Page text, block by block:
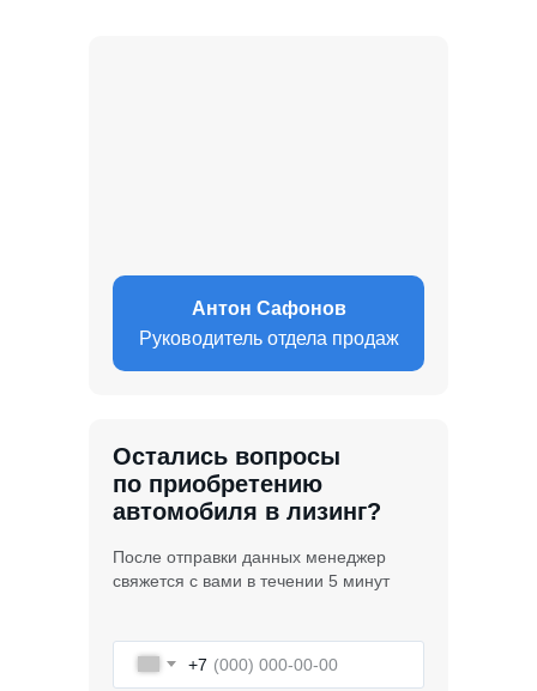
+7
Остались вопросы
по приобретению
автомобиля в лизинг?
После отправки данных менеджер
свяжется с вами в течении 5 минут
Антон Сафонов
Руководитель отдела продаж